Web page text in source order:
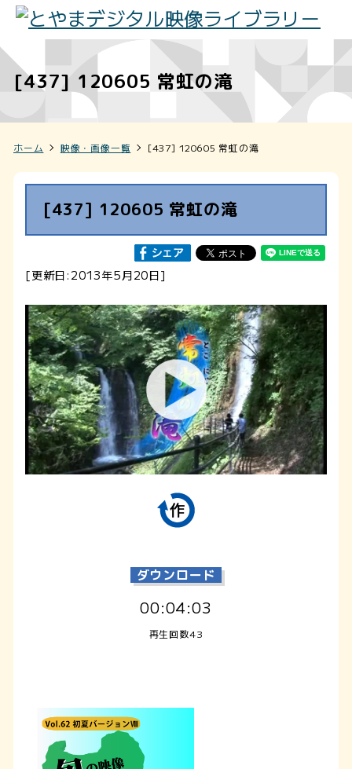
[437] 120605 常虹の滝
ホーム 映像・画像一覧 [437] 120605 常虹の滝
[437] 120605 常虹の滝
[更新日:2013年5月20日]
ダウンロード
00:04:03
再生回数43